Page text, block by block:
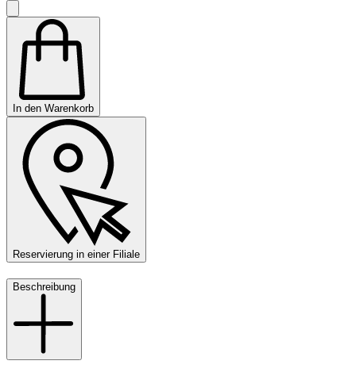
In den Warenkorb
Reservierung in einer Filiale
Beschreibung